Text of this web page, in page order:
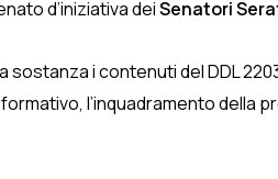
d’iniziativa deiSenatori
sostanza i contenuti del DDL
l’inquadramento della